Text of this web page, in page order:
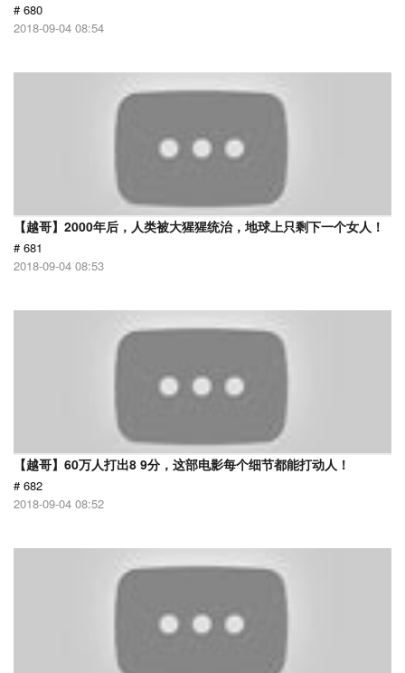
# 680
2018-09-04 08:54
【越哥】2000年后，人类被大猩猩统治，地球上只剩下一个女人！
# 681
2018-09-04 08:53
【越哥】60万人打出8 9分，这部电影每个细节都能打动人！
# 682
2018-09-04 08:52